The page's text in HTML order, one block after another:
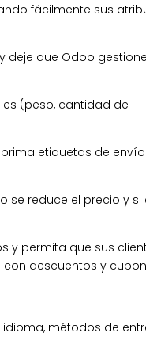
fácilmente sus
deje que Odoo
(peso, cantidad de
etiquetas de
se reduce el precio y si
y permita que sus
descuentos y
métodos de